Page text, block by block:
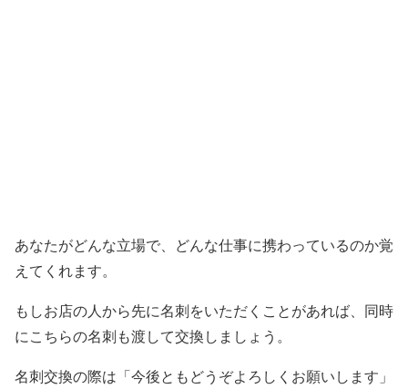
あなたがどんな立場で、どんな仕事に携わっているのか覚
えてくれます。
もしお店の人から先に名刺をいただくことがあれば、同時
にこちらの名刺も渡して交換しましょう。
名刺交換の際は「今後ともどうぞよろしくお願いします」